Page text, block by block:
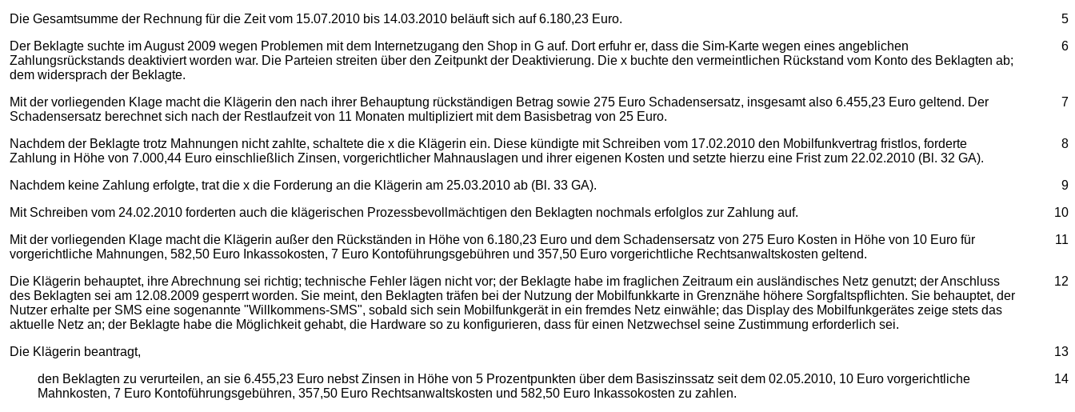
5
Die Gesamtsumme der Rechnung für die Zeit vom 15.07.2010 bis 14.03.2010 beläuft sich auf 6.180,23 Euro.
6
Der Beklagte suchte im August 2009 wegen Problemen mit dem Internetzugang den Shop in G auf. Dort erfuhr er, dass die Sim-Karte wegen eines angeblichen
Zahlungsrückstands deaktiviert worden war. Die Parteien streiten über den Zeitpunkt der Deaktivierung. Die x buchte den vermeintlichen Rückstand vom Konto des Beklagten ab;
dem widersprach der Beklagte.
7
Mit der vorliegenden Klage macht die Klägerin den nach ihrer Behauptung rückständigen Betrag sowie 275 Euro Schadensersatz, insgesamt also 6.455,23 Euro geltend. Der
Schadensersatz berechnet sich nach der Restlaufzeit von 11 Monaten multipliziert mit dem Basisbetrag von 25 Euro.
8
Nachdem der Beklagte trotz Mahnungen nicht zahlte, schaltete die x die Klägerin ein. Diese kündigte mit Schreiben vom 17.02.2010 den Mobilfunkvertrag fristlos, forderte
Zahlung in Höhe von 7.000,44 Euro einschließlich Zinsen, vorgerichtlicher Mahnauslagen und ihrer eigenen Kosten und setzte hierzu eine Frist zum 22.02.2010 (Bl. 32 GA).
9
Nachdem keine Zahlung erfolgte, trat die x die Forderung an die Klägerin am 25.03.2010 ab (Bl. 33 GA).
10
Mit Schreiben vom 24.02.2010 forderten auch die klägerischen Prozessbevollmächtigen den Beklagten nochmals erfolglos zur Zahlung auf.
11
Mit der vorliegenden Klage macht die Klägerin außer den Rückständen in Höhe von 6.180,23 Euro und dem Schadensersatz von 275 Euro Kosten in Höhe von 10 Euro für
vorgerichtliche Mahnungen, 582,50 Euro Inkassokosten, 7 Euro Kontoführungsgebühren und 357,50 Euro vorgerichtliche Rechtsanwaltskosten geltend.
12
Die Klägerin behauptet, ihre Abrechnung sei richtig; technische Fehler lägen nicht vor; der Beklagte habe im fraglichen Zeitraum ein ausländisches Netz genutzt; der Anschluss
des Beklagten sei am 12.08.2009 gesperrt worden. Sie meint, den Beklagten träfen bei der Nutzung der Mobilfunkkarte in Grenznähe höhere Sorgfaltspflichten. Sie behauptet, der
Nutzer erhalte per SMS eine sogenannte "Willkommens-SMS", sobald sich sein Mobilfunkgerät in ein fremdes Netz einwähle; das Display des Mobilfunkgerätes zeige stets das
aktuelle Netz an; der Beklagte habe die Möglichkeit gehabt, die Hardware so zu konfigurieren, dass für einen Netzwechsel seine Zustimmung erforderlich sei.
13
Die Klägerin beantragt,
14
den Beklagten zu verurteilen, an sie 6.455,23 Euro nebst Zinsen in Höhe von 5 Prozentpunkten über dem Basiszinssatz seit dem 02.05.2010, 10 Euro vorgerichtliche
Mahnkosten, 7 Euro Kontoführungsgebühren, 357,50 Euro Rechtsanwaltskosten und 582,50 Euro Inkassokosten zu zahlen.